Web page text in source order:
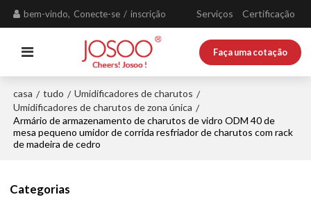
bem-vindo, Conecte-se / inscrição Serviços Certificação
Faça uma cotação
casa / tudo / Umidificadores de charutos /
Umidificadores de charutos de zona única /
Armário de armazenamento de charutos de vidro ODM 40 de
mesa pequeno umidor de corrida resfriador de charutos com rack
de madeira de cedro
Categorias